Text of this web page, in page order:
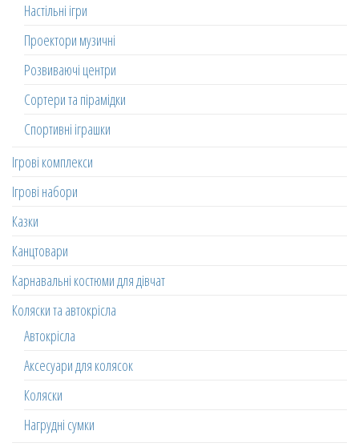
Настільні ігри
Проектори музичні
Розвиваючі центри
Сортери та пірамідки
Спортивні іграшки
Ігрові комплекси
Ігрові набори
Казки
Канцтовари
Карнавальні костюми для дівчат
Коляски та автокрісла
Автокрісла
Аксесуари для колясок
Коляски
Нагрудні сумки